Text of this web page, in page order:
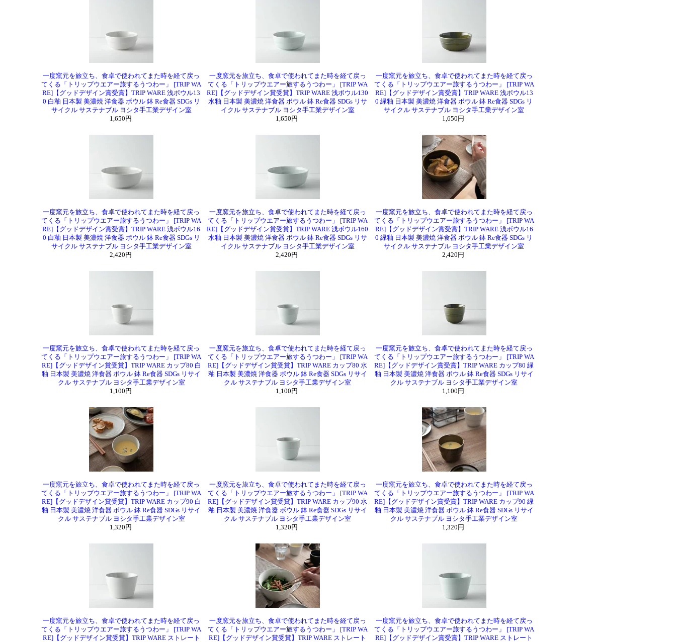
一度窯元を旅立ち、食卓で使われてまた時を経て戻っ
てくる「トリップウエアー旅するうつわー」 [TRIP WA
RE]【グッドデザイン賞受賞】TRIP WARE 浅ボウル13
0 白釉 日本製 美濃焼 洋食器 ボウル 鉢 Re食器 SDGs リ
サイクル サステナブル ヨシタ手工業デザイン室
1,650円
一度窯元を旅立ち、食卓で使われてまた時を経て戻っ
てくる「トリップウエアー旅するうつわー」 [TRIP WA
RE]【グッドデザイン賞受賞】TRIP WARE 浅ボウル130
水釉 日本製 美濃焼 洋食器 ボウル 鉢 Re食器 SDGs リサ
イクル サステナブル ヨシタ手工業デザイン室
1,650円
一度窯元を旅立ち、食卓で使われてまた時を経て戻っ
てくる「トリップウエアー旅するうつわー」 [TRIP WA
RE]【グッドデザイン賞受賞】TRIP WARE 浅ボウル13
0 緑釉 日本製 美濃焼 洋食器 ボウル 鉢 Re食器 SDGs リ
サイクル サステナブル ヨシタ手工業デザイン室
1,650円
一度窯元を旅立ち、食卓で使われてまた時を経て戻っ
てくる「トリップウエアー旅するうつわー」 [TRIP WA
RE]【グッドデザイン賞受賞】TRIP WARE 浅ボウル16
0 白釉 日本製 美濃焼 洋食器 ボウル 鉢 Re食器 SDGs リ
サイクル サステナブル ヨシタ手工業デザイン室
2,420円
一度窯元を旅立ち、食卓で使われてまた時を経て戻っ
てくる「トリップウエアー旅するうつわー」 [TRIP WA
RE]【グッドデザイン賞受賞】TRIP WARE 浅ボウル160
水釉 日本製 美濃焼 洋食器 ボウル 鉢 Re食器 SDGs リサ
イクル サステナブル ヨシタ手工業デザイン室
2,420円
一度窯元を旅立ち、食卓で使われてまた時を経て戻っ
てくる「トリップウエアー旅するうつわー」 [TRIP WA
RE]【グッドデザイン賞受賞】TRIP WARE 浅ボウル16
0 緑釉 日本製 美濃焼 洋食器 ボウル 鉢 Re食器 SDGs リ
サイクル サステナブル ヨシタ手工業デザイン室
2,420円
一度窯元を旅立ち、食卓で使われてまた時を経て戻っ
てくる「トリップウエアー旅するうつわー」 [TRIP WA
RE]【グッドデザイン賞受賞】TRIP WARE カップ80 白
釉 日本製 美濃焼 洋食器 ボウル 鉢 Re食器 SDGs リサイ
クル サステナブル ヨシタ手工業デザイン室
1,100円
一度窯元を旅立ち、食卓で使われてまた時を経て戻っ
てくる「トリップウエアー旅するうつわー」 [TRIP WA
RE]【グッドデザイン賞受賞】TRIP WARE カップ80 水
釉 日本製 美濃焼 洋食器 ボウル 鉢 Re食器 SDGs リサイ
クル サステナブル ヨシタ手工業デザイン室
1,100円
一度窯元を旅立ち、食卓で使われてまた時を経て戻っ
てくる「トリップウエアー旅するうつわー」 [TRIP WA
RE]【グッドデザイン賞受賞】TRIP WARE カップ80 緑
釉 日本製 美濃焼 洋食器 ボウル 鉢 Re食器 SDGs リサイ
クル サステナブル ヨシタ手工業デザイン室
1,100円
一度窯元を旅立ち、食卓で使われてまた時を経て戻っ
てくる「トリップウエアー旅するうつわー」 [TRIP WA
RE]【グッドデザイン賞受賞】TRIP WARE カップ90 白
釉 日本製 美濃焼 洋食器 ボウル 鉢 Re食器 SDGs リサイ
クル サステナブル ヨシタ手工業デザイン室
1,320円
一度窯元を旅立ち、食卓で使われてまた時を経て戻っ
てくる「トリップウエアー旅するうつわー」 [TRIP WA
RE]【グッドデザイン賞受賞】TRIP WARE カップ90 水
釉 日本製 美濃焼 洋食器 ボウル 鉢 Re食器 SDGs リサイ
クル サステナブル ヨシタ手工業デザイン室
1,320円
一度窯元を旅立ち、食卓で使われてまた時を経て戻っ
てくる「トリップウエアー旅するうつわー」 [TRIP WA
RE]【グッドデザイン賞受賞】TRIP WARE カップ90 緑
釉 日本製 美濃焼 洋食器 ボウル 鉢 Re食器 SDGs リサイ
クル サステナブル ヨシタ手工業デザイン室
1,320円
一度窯元を旅立ち、食卓で使われてまた時を経て戻っ
てくる「トリップウエアー旅するうつわー」 [TRIP WA
RE]【グッドデザイン賞受賞】TRIP WARE ストレート
一度窯元を旅立ち、食卓で使われてまた時を経て戻っ
てくる「トリップウエアー旅するうつわー」 [TRIP WA
RE]【グッドデザイン賞受賞】TRIP WARE ストレート
一度窯元を旅立ち、食卓で使われてまた時を経て戻っ
てくる「トリップウエアー旅するうつわー」 [TRIP WA
RE]【グッドデザイン賞受賞】TRIP WARE ストレート